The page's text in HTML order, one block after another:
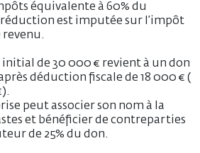
équivalente à 60% du
est imputée sur l’impôt
revenu.
initial de 30 000 € revient à un don
déduction fiscale de 18 000 € (
peut associer son nom à la
et bénéficier de contreparties
de 25% du don.